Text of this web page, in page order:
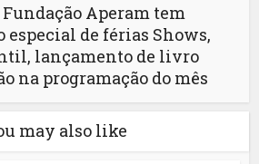
Aperam tem
especial de férias Shows,
lançamento de livro
na programação do mês
may also like